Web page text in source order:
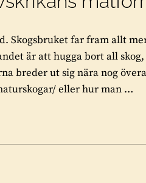
Skogsbruket far fram allt
är att hugga bort all
breder ut sig nära nog
eller hur man …